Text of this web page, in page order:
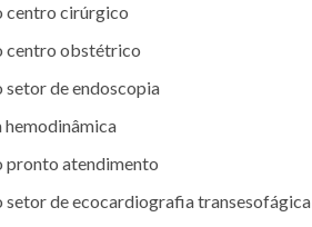
centro cirúrgico
centro obstétrico
setor de endoscopia
hemodinâmica
pronto atendimento
setor de ecocardiografia transesofágica